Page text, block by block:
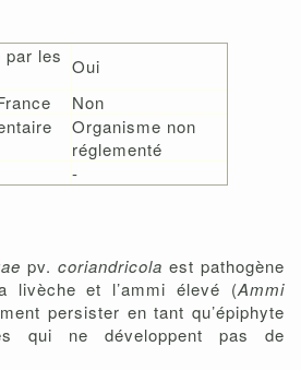
par les Oui
Non
Organisme non
réglementé
-
pv. coriandricola est pathogène
livèche et l’ammi élevé (Ammi
persister en tant qu’épiphyte
qui ne développent pas de